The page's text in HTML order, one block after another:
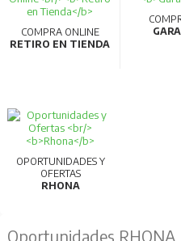
COMPRA ONLINE
RETIRO EN TIENDA
OPORTUNIDADES Y
OFERTAS
RHONA
Oportunidades RHONA